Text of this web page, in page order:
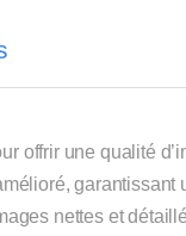
offrir une qualité
garantissant
nettes et